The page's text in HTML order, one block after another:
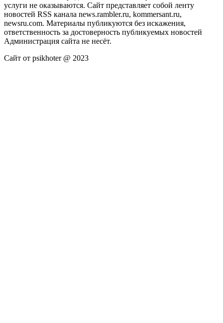
услуги не оказываются. Сайт представляет собой ленту
новостей RSS канала news.rambler.ru, kommersant.ru,
newsru.com. Материалы публикуются без искажения,
ответственность за достоверность публикуемых новостей
Администрация сайта не несёт.
Сайт от psikhoter @ 2023